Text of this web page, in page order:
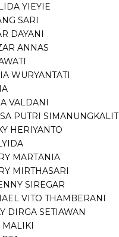
YIEYIE
SARI
DAYANI
ANNAS
WURYANTATI
VALDANI
PUTRI SIMANUNGKALIT
HERIYANTO
MARTANIA
MIRTHASARI
SIREGAR
VITO THAMBERANI
DIRGA SETIAWAN
MALIKI